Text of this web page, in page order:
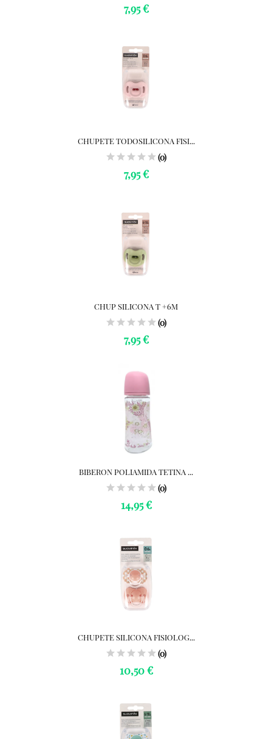
7,95 €
CHUPETE TODOSILICONA FISI...
(0)
7,95 €
CHUP SILICONA T +6M
(0)
7,95 €
BIBERON POLIAMIDA TETINA ...
(0)
14,95 €
CHUPETE SILICONA FISIOLOG...
(0)
10,50 €